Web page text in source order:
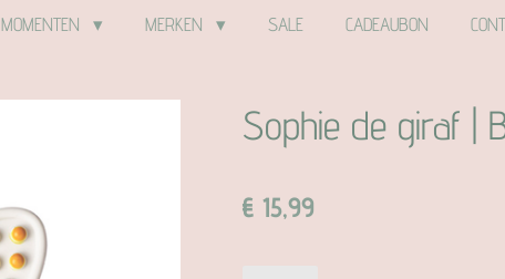
MERKEN SALE CADEAUBON
Sophie de giraf |
€ 15,99